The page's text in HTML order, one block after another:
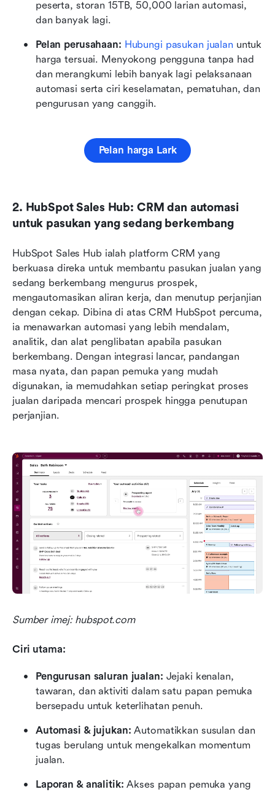
peserta, storan 15TB, 50,000 larian automasi,
dan banyak lagi.
Pelan perusahaan: Hubungi pasukan jualan untuk
harga tersuai. Menyokong pengguna tanpa had
dan merangkumi lebih banyak lagi pelaksanaan
automasi serta ciri keselamatan, pematuhan, dan
pengurusan yang canggih.
Pelan harga Lark
2. HubSpot Sales Hub: CRM dan automasi
untuk pasukan yang sedang berkembang
HubSpot Sales Hub ialah platform CRM yang
berkuasa direka untuk membantu pasukan jualan yang
sedang berkembang mengurus prospek,
mengautomasikan aliran kerja, dan menutup perjanjian
dengan cekap. Dibina di atas CRM HubSpot percuma,
ia menawarkan automasi yang lebih mendalam,
analitik, dan alat penglibatan apabila pasukan
berkembang. Dengan integrasi lancar, pandangan
masa nyata, dan papan pemuka yang mudah
digunakan, ia memudahkan setiap peringkat proses
jualan daripada mencari prospek hingga penutupan
perjanjian.
Sumber imej: hubspot.com
Ciri utama:
Pengurusan saluran jualan: Jejaki kenalan,
tawaran, dan aktiviti dalam satu papan pemuka
bersepadu untuk keterlihatan penuh.
Automasi & jujukan: Automatikkan susulan dan
tugas berulang untuk mengekalkan momentum
jualan.
Laporan & analitik: Akses papan pemuka yang